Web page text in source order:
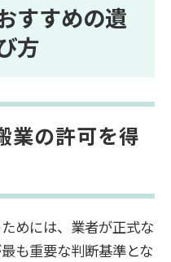
すすめの遺
方
業の許可を得
めには、業者が正式な
も重要な判断基準とな